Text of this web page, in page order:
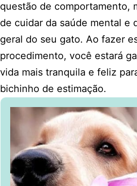
questão de comportamento,
de cuidar da saúde mental e
geral do seu gato. Ao fazer
procedimento, você estará
vida mais tranquila e feliz
bichinho de estimação.